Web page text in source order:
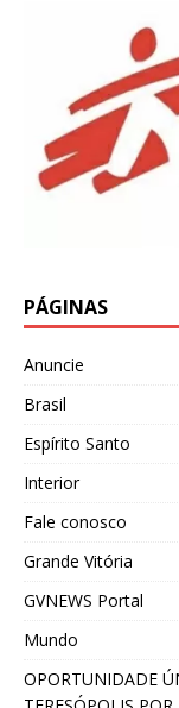
PÁGINAS
Anuncie
Brasil
Espírito Santo
Interior
Fale conosco
Grande Vitória
GVNEWS Portal
Mundo
OPORTUNIDADE